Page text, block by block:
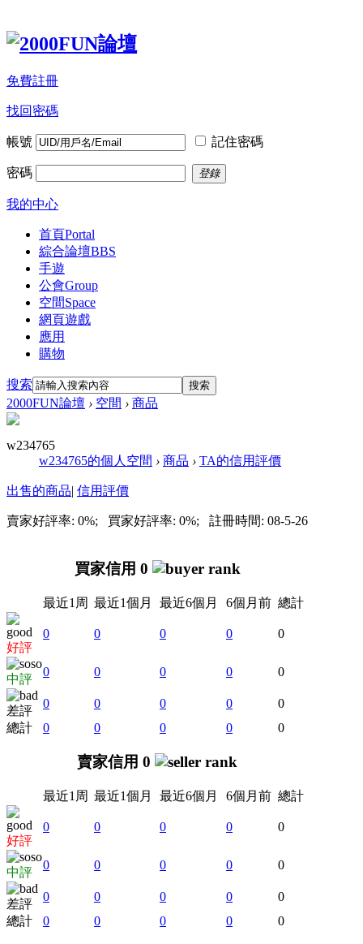
免費註冊
找回密碼
帳號 記住密碼
密碼 登錄
我的中心
首頁Portal
綜合論壇BBS
手遊
公會Group
空間Space
網頁遊戲
應用
購物
搜索 搜索
2000FUN論壇 › 空間 › 商品
w234765
w234765的個人空間 › 商品 › TA的信用評價
出售的商品| 信用評價
賣家好評率: 0%; 買家好評率: 0%; 註冊時間: 08-5-26
買家信用 0
最近1周 最近1個月 最近6個月 6個月前 總計
好評
0 0 0 0 0
中評
0 0 0 0 0
差評
0 0 0 0
0
總計
0 0 0 0 0
賣家信用 0
最近1周 最近1個月 最近6個月 6個月前 總計
好評
0 0 0 0 0
中評
0 0 0 0 0
差評
0 0 0 0
0
總計
0 0 0 0 0